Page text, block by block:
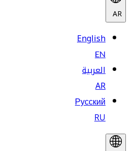
AR
English
EN
العربية
AR
Русский
RU